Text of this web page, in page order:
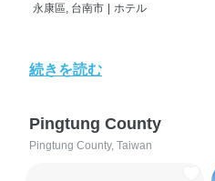
永康區, 台南市 | ホテル
続きを読む
Pingtung County
Pingtung County, Taiwan